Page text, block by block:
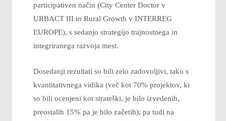
participativen način (City Center Doctor v
URBACT III in Rural Growth v INTERREG
EUROPE), s sedanjo strategijo trajnostnega in
integriranega razvoja mest.
Dosedanji rezultati so bili zelo zadovoljivi, tako s
kvantitativnega vidika (več kot 70% projektov, ki
so bili ocenjeni kot strateški, je bilo izvedenih,
preostalih 15% pa je bilo začetih); pa tudi na